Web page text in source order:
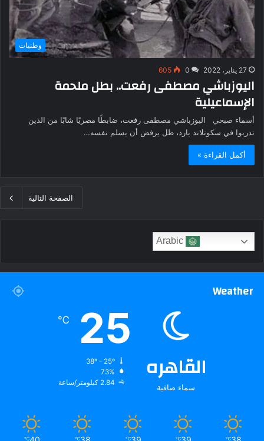
وطنيات
27 يناير، 2022 0
605
اليوزباشي مصطفى رفعت.. بطل ملحمة
الإسماعيلية
أسماء صبحي اليوزباشي مصطفى رفعت، ضابطًا مصريًا شابًا من الذين
تدربوا في سكوتلاند يارد، ظل يرفض أن يسلم نفسه…
أكمل القراءة »
الصفحة التالية
Weather
القاهره
سماء صافية
25
℃
73%
2.84 كيلومتر/ساعة
℃
℃
℃
℃
℃